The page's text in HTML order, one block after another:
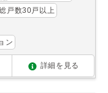
戸数30戸以上
ン
詳細を見る